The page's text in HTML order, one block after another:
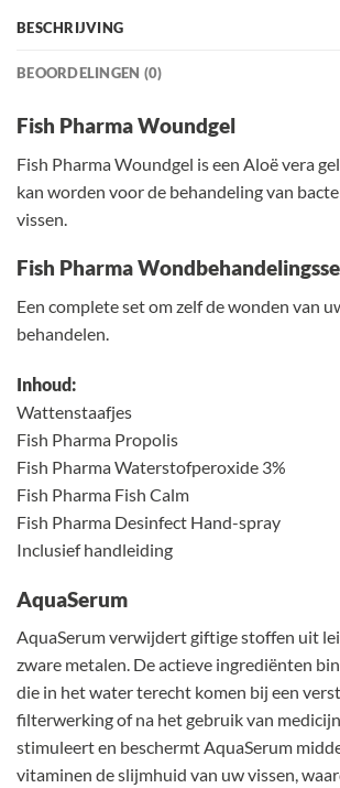
BESCHRIJVING
BEOORDELINGEN (0)
Fish Pharma Woundgel
Fish Pharma Woundgel is een Aloë vera
kan worden voor de behandeling van
vissen.
Fish Pharma
Een complete set om zelf de wonden van
behandelen.
Inhoud:
Wattenstaafjes
Fish Pharma Propolis
Fish Pharma Waterstofperoxide 3%
Fish Pharma Fish Calm
Fish Pharma Desinfect Hand-spray
Inclusief handleiding
AquaSerum
AquaSerum verwijdert giftige stoffen uit
zware metalen. De actieve ingrediënten
die in het water terecht komen bij een
filterwerking of na het gebruik van
stimuleert en beschermt AquaSerum
vitaminen de slijmhuid van uw vissen,